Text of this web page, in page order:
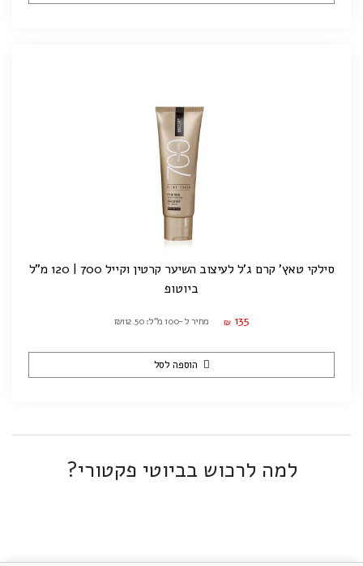
סילקי טאץ' קרם ג'ל לעיצוב השיער קרטין וקייל 700 | 120 מ"ל
ביוטופ
₪ 135 מחיר ל-100 מ"ל: ₪112.50
הוספה לסל
למה לרכוש בביוטי פקטורי?